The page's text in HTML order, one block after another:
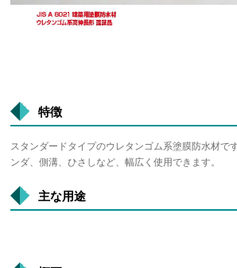
特徴
スタンダードタイプのウレタンゴム系塗膜防水材で
ンダ、側溝、ひさしなど、幅広く使用できます。
主な用途